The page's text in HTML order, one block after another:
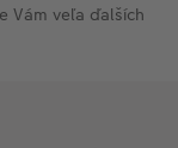
Vám veľa ďalších